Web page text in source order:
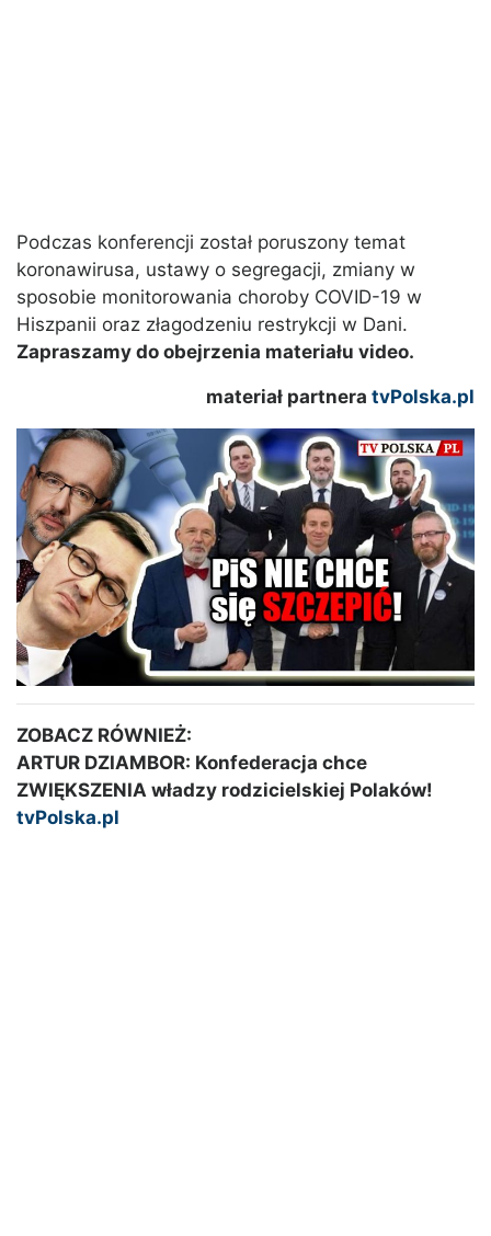
Podczas konferencji został poruszony temat
koronawirusa, ustawy o segregacji, zmiany w
sposobie monitorowania choroby COVID-19 w
Hiszpanii oraz złagodzeniu restrykcji w Dani.
Zapraszamy do obejrzenia materiału video.
materiał partnera tvPolska.pl
ZOBACZ RÓWNIEŻ:
ARTUR DZIAMBOR: Konfederacja chce
ZWIĘKSZENIA władzy rodzicielskiej Polaków!
tvPolska.pl